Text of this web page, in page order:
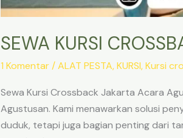
SEWA KURSI
1 Komentar /ALAT PESTA,KURSI,Kursi
Sewa Kursi Crossback Jakarta Acara
Agustusan. Kami menawarkan solusi
duduk, tetapi juga bagian penting dari